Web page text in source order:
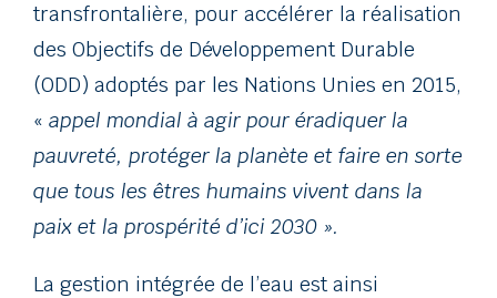
transfrontalière, pour accélérer la réalisation
des Objectifs de Développement Durable
(ODD) adoptés par les Nations Unies en 2015,
« appel mondial à agir pour éradiquer la
pauvreté, protéger la planète et faire en sorte
que tous les êtres humains vivent dans la
paix et la prospérité d’ici 2030 ».
La gestion intégrée de l’eau est ainsi